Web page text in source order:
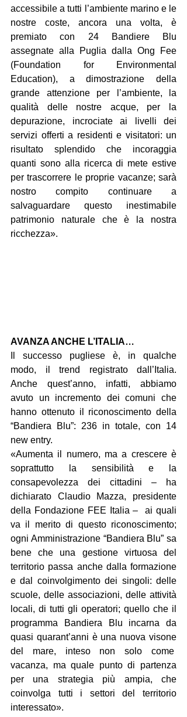
accessibile a tutti l’ambiente marino e le
nostre coste, ancora una volta, è
premiato con 24 Bandiere Blu
assegnate alla Puglia dalla Ong Fee
(Foundation for Environmental
Education), a dimostrazione della
grande attenzione per l’ambiente, la
qualità delle nostre acque, per la
depurazione, incrociate ai livelli dei
servizi offerti a residenti e visitatori: un
risultato splendido che incoraggia
quanti sono alla ricerca di mete estive
per trascorrere le proprie vacanze; sarà
nostro compito continuare a
salvaguardare questo inestimabile
patrimonio naturale che è la nostra
ricchezza».
AVANZA ANCHE L’ITALIA…
Il successo pugliese è, in qualche
modo, il trend registrato dall’Italia.
Anche quest’anno, infatti, abbiamo
avuto un incremento dei comuni che
hanno ottenuto il riconoscimento della
“Bandiera Blu”: 236 in totale, con 14
new entry.
«Aumenta il numero, ma a crescere è
soprattutto la sensibilità e la
consapevolezza dei cittadini – ha
dichiarato Claudio Mazza, presidente
della Fondazione FEE Italia –  ai quali
va il merito di questo riconoscimento;
ogni Amministrazione “Bandiera Blu” sa
bene che una gestione virtuosa del
territorio passa anche dalla formazione
e dal coinvolgimento dei singoli: delle
scuole, delle associazioni, delle attività
locali, di tutti gli operatori; quello che il
programma Bandiera Blu incarna da
quasi quarant’anni è una nuova visone
del mare, inteso non solo come
vacanza, ma quale punto di partenza
per una strategia più ampia, che
coinvolga tutti i settori del territorio
interessato».